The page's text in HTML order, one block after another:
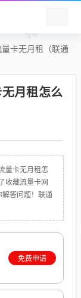
卡无月租（联通
月租怎么
量卡无月租怎
收藏流量卡网
答问题！联通
免费申请